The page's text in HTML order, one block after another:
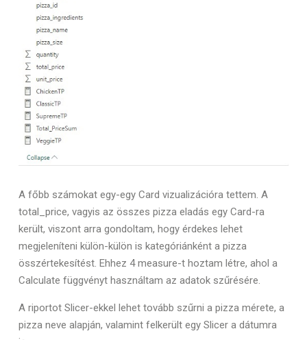
A főbb számokat egy-egy Card vizualizációra tettem. A
total_price, vagyis az összes pizza eladás egy Card-ra
került, viszont arra gondoltam, hogy érdekes lehet
megjeleníteni külön-külön is kategóriánként a pizza
összértekesítést. Ehhez 4 measure-t hoztam létre, ahol a
Calculate függvényt használtam az adatok szűrésére.
A riportot Slicer-ekkel lehet tovább szűrni a pizza mérete, a
pizza neve alapján, valamint felkerült egy Slicer a dátumra